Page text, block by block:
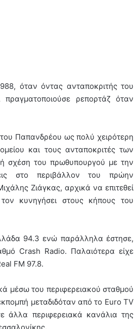
όταν όντας ανταποκριτής του
ρεπορτάζ όταν
του Παπανδρέου ως πολύ χειρότερη
και τους ανταποκριτές των
σχέση του πρωθυπουργού με την
στο περιβάλλον του πρώην
Ζιάγκας, αρχικά να επιτεθεί
κυνηγήσει στους κήπους του
94.3 ενώ παράλληλα έστησε,
Crash Radio. Παλαιότερα είχε
FM 97.8.
μέσω του περιφερειακού σταθμού
μεταδιδόταν από το Euro TV
άλλα περιφερειακά κανάλια της